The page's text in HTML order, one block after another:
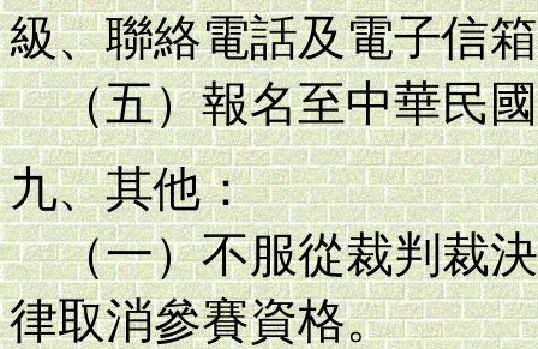
級、聯絡電話及電子信
（五）報名至中華民國
九、其他：
（一）不服從裁判裁決
律取消參賽資格。